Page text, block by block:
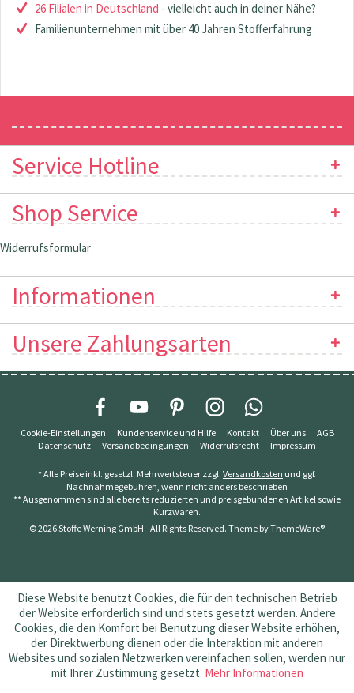
26 Filialen in Deutschland - vielleicht auch in deiner Nähe?
Familienunternehmen mit über 40 Jahren Stofferfahrung
Service Hotline
Shop Service
Widerrufsformular
Informationen
Unsere Zahlungsarten
Cookie-Einstellungen Kundenservice und Hilfe Kontakt Über uns
AGB
Datenschutz
Versandbedingungen Widerrufsrecht Impressum
* Alle Preise inkl. gesetzl. Mehrwertsteuer zzgl. Versandkosten und ggf.
Nachnahmegebühren, wenn nicht anders beschrieben
** Ausgenommen sind alle bereits reduzierten und preisgebundenen Artikel sowie
Kurzwaren.
© 2026 Stoffe Werning GmbH - All Rights Reserved. Theme byThemeWare®
Diese Website benutzt Cookies, die für den technischen Betrieb
der Website erforderlich sind und stets gesetzt werden. Andere
Cookies, die den Komfort bei Benutzung dieser Website erhöhen,
der Direktwerbung dienen oder die Interaktion mit anderen
Websites und sozialen Netzwerken vereinfachen sollen, werden nur
mit Ihrer Zustimmung gesetzt. Mehr Informationen